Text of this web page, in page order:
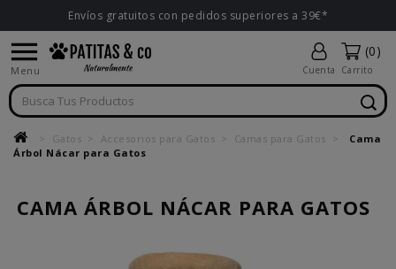
Envíos gratuitos con pedidos superiores a 39€*

Menu Cuenta
(0)
Carrito
Gatos Accesorios para Gatos Camas para Gatos
Cama
Árbol Nácar para Gatos
CAMA ÁRBOL NÁCAR PARA GATOS